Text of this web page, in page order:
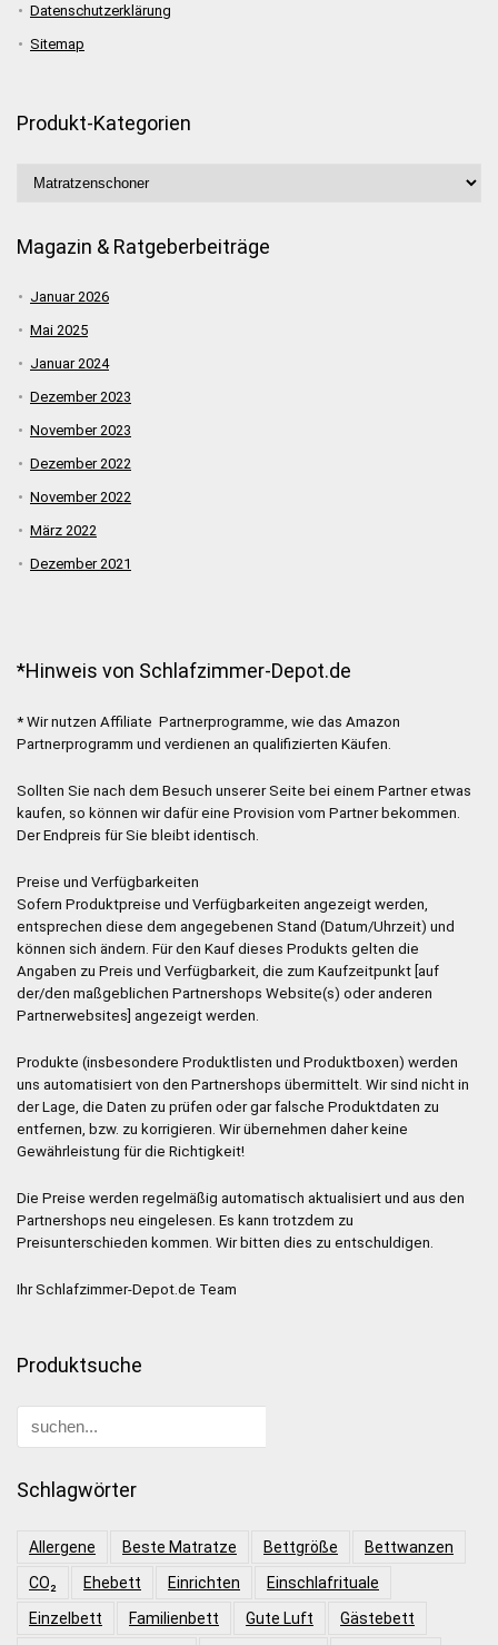
Datenschutzerklärung
Sitemap
Produkt-Kategorien
Magazin & Ratgeberbeiträge
Januar 2026
Mai 2025
Januar 2024
Dezember 2023
November 2023
Dezember 2022
November 2022
März 2022
Dezember 2021
*Hinweis von Schlafzimmer-Depot.de
* Wir nutzen Affiliate Partnerprogramme, wie das Amazon
Partnerprogramm und verdienen an qualifizierten Käufen.
Sollten Sie nach dem Besuch unserer Seite bei einem Partner etwas
kaufen, so können wir dafür eine Provision vom Partner bekommen.
Der Endpreis für Sie bleibt identisch.
Preise und Verfügbarkeiten
Sofern Produktpreise und Verfügbarkeiten angezeigt werden,
entsprechen diese dem angegebenen Stand (Datum/Uhrzeit) und
können sich ändern. Für den Kauf dieses Produkts gelten die
Angaben zu Preis und Verfügbarkeit, die zum Kaufzeitpunkt [auf
der/den maßgeblichen Partnershops Website(s) oder anderen
Partnerwebsites] angezeigt werden.
Produkte (insbesondere Produktlisten und Produktboxen) werden
uns automatisiert von den Partnershops übermittelt. Wir sind nicht in
der Lage, die Daten zu prüfen oder gar falsche Produktdaten zu
entfernen, bzw. zu korrigieren. Wir übernehmen daher keine
Gewährleistung für die Richtigkeit!
Die Preise werden regelmäßig automatisch aktualisiert und aus den
Partnershops neu eingelesen. Es kann trotzdem zu
Preisunterschieden kommen. Wir bitten dies zu entschuldigen.
Ihr Schlafzimmer-Depot.de Team
Produktsuche
Schlagwörter
Allergene Beste Matratze Bettgröße
Bettwanzen
CO₂
Ehebett Einrichten
Einschlafrituale
Einzelbett
Familienbett Gute Luft
Gästebett